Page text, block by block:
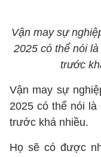
Vận may sự
2025 có thể nói
trước
Vận may sự
2025 có thể nói
trước khá nhiều.
Họ sẽ có được